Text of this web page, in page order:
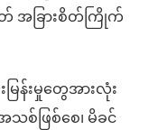
အခြားစိတ်ကြိုက်
ြန်းမှုတွေအားလုံး
ဖြစ်စေ၊ မိခင်